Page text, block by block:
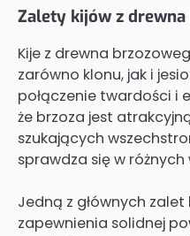
Zalety kijów z
Kije z drewna
zarówno klonu, jak i
połączenie twardości i
że brzoza jest
szukających
sprawdza się w
Jedną z głównych
zapewnienia solidnej